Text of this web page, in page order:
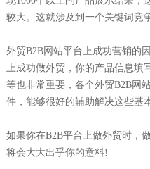
较大。这就涉及到一个关键词竞
外贸B2B网站平台上成功营销的
上成功做外贸，你的产品信息填
等也非常重要，各个外贸B2B网
件，能够很好的辅助解决这些基
如果你在B2B平台上做外贸时，
将会大大出乎你的意料!